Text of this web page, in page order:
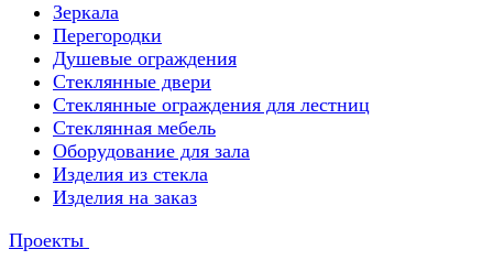
Зеркала
Перегородки
Душевые ограждения
Стеклянные двери
Стеклянные ограждения для лестниц
Стеклянная мебель
Оборудование для зала
Изделия из стекла
Изделия на заказ
Проекты